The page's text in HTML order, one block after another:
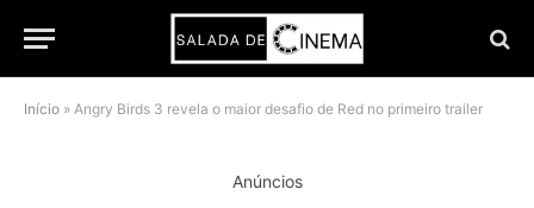
Início » Angry Birds 3 revela o maior desafio de Red no primeiro trailer
Anúncios